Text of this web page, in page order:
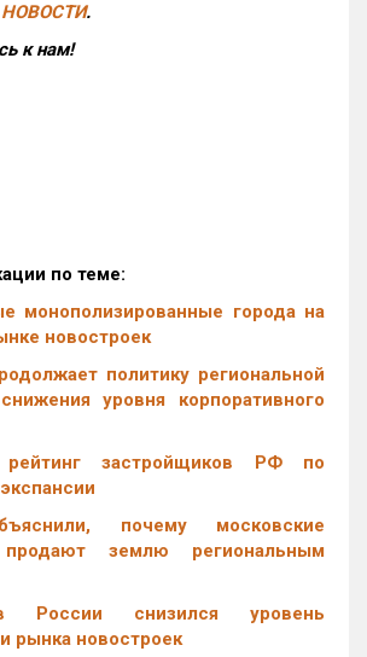
.
к нам!
по теме:
монополизированные города на
новостроек
политику региональной
уровня корпоративного
рейтинг застройщиков РФ по
почему московские
землю региональным
России снизился уровень
рынка новостроек